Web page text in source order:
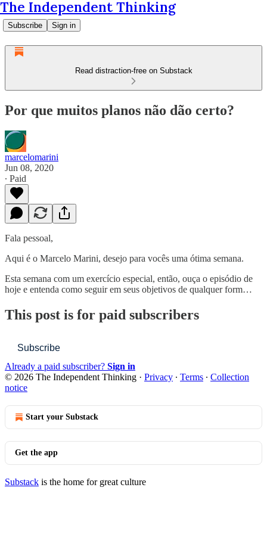
The Independent Thinking
Subscribe Sign in
Read distraction-free on Substack
Por que muitos planos não dão certo?
marcelomarini
Jun 08, 2020
∙ Paid
Fala pessoal,
Aqui é o Marcelo Marini, desejo para vocês uma ótima semana.
Esta semana com um exercício especial, então, ouça o episódio de
hoje e entenda como seguir em seus objetivos de qualquer form…
This post is for paid subscribers
Subscribe
Already a paid subscriber? Sign in
© 2026 The Independent Thinking · Privacy ∙ Terms ∙ Collection
notice
Start your Substack
Get the app
Substack is the home for great culture